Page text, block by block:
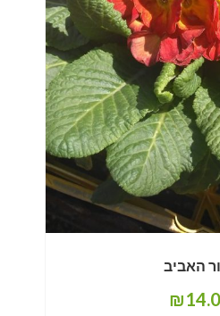
האביב
₪